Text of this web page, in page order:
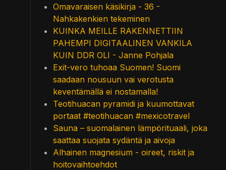
Omavaraisen käsikirja - 36 -
Nahkakenkien tekeminen
KUINKA MEILLE RAKENNETTIIN
PAHEMPI DIGITAALINEN VANKILA
KUIN DDR OLI - Janne Pohjala
Exit-vero tuhoaa Suomen! Suomi
saadaan nousuun vai verotusta
keventämällä ei nostamalla!
Teotihuacan pyramidi ja kuumottavat
portaat #teotihuacan #mexicotravel
Sauna – suomalainen lämpörituaali, joka
saattaa suojata sydäntä ja aivoja
Alhainen magnesium - oireet, riskit ja
hoitovaihtoehdot